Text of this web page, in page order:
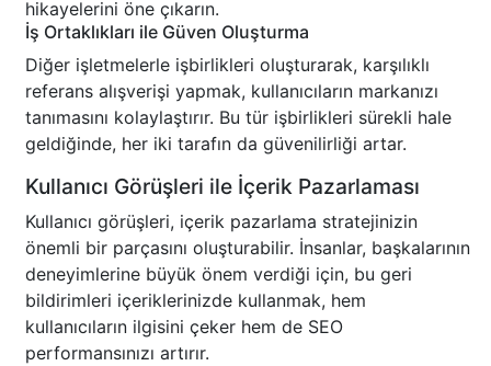
hikayelerini öne çıkarın.
İş Ortaklıkları ile Güven Oluşturma
Diğer işletmelerle işbirlikleri oluşturarak, karşılıklı
referans alışverişi yapmak, kullanıcıların markanızı
tanımasını kolaylaştırır. Bu tür işbirlikleri sürekli hale
geldiğinde, her iki tarafın da güvenilirliği artar.
Kullanıcı Görüşleri ile İçerik Pazarlaması
Kullanıcı görüşleri, içerik pazarlama stratejinizin
önemli bir parçasını oluşturabilir. İnsanlar, başkalarının
deneyimlerine büyük önem verdiği için, bu geri
bildirimleri içeriklerinizde kullanmak, hem
kullanıcıların ilgisini çeker hem de SEO
performansınızı artırır.